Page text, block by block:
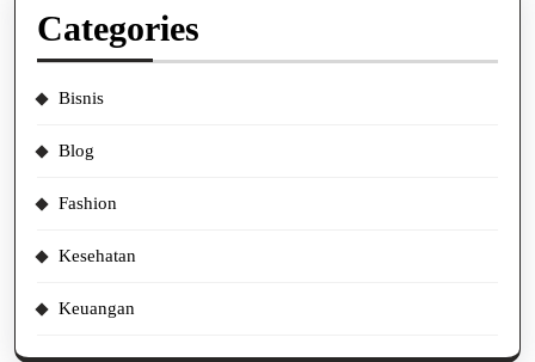
Categories
Bisnis
Blog
Fashion
Kesehatan
Keuangan